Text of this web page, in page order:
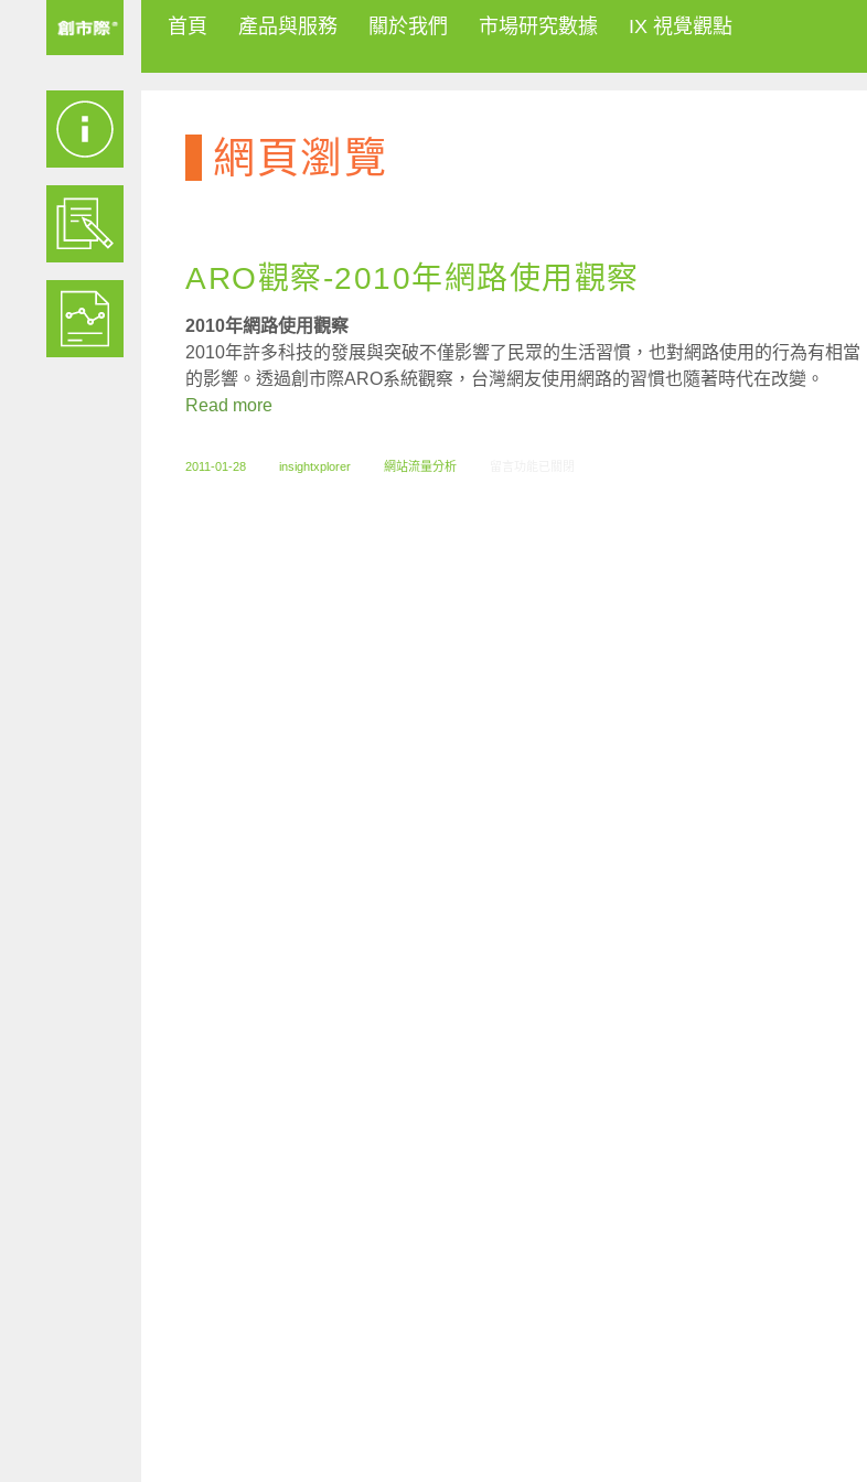
首頁 產品與服務 關於我們 市場研究數據 IX 視覺觀點
網頁瀏覽
ARO觀察-2010年網路使用觀察
2010年網路使用觀察
2010年許多科技的發展與突破不僅影響了民眾的生活習慣，也對網路使用的行為有相當
的影響。透過創市際ARO系統觀察，台灣網友使用網路的習慣也隨著時代在改變。
Read more
2011-01-28 insightxplorer 網站流量分析